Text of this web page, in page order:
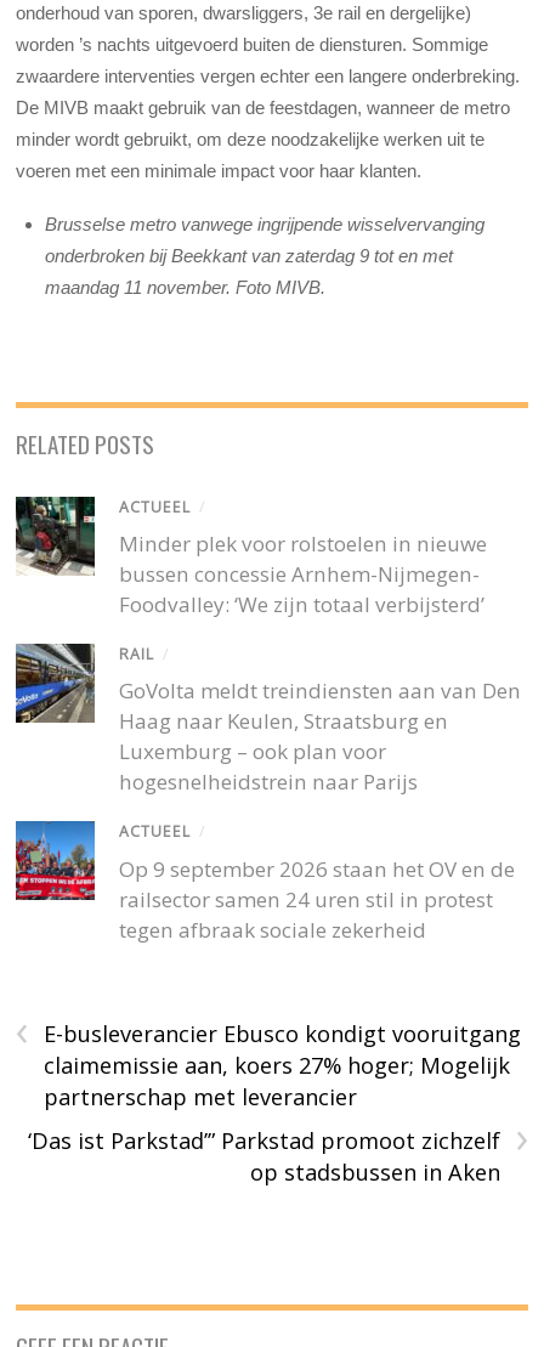
onderhoud van sporen, dwarsliggers, 3e rail en dergelijke)
worden ’s nachts uitgevoerd buiten de diensturen. Sommige
zwaardere interventies vergen echter een langere onderbreking.
De MIVB maakt gebruik van de feestdagen, wanneer de metro
minder wordt gebruikt, om deze noodzakelijke werken uit te
voeren met een minimale impact voor haar klanten.
Brusselse metro vanwege ingrijpende wisselvervanging
onderbroken bij Beekkant van zaterdag 9 tot en met
maandag 11 november. Foto MIVB.
RELATED POSTS
ACTUEEL /
Minder plek voor rolstoelen in nieuwe
bussen concessie Arnhem-Nijmegen-
Foodvalley: ‘We zijn totaal verbijsterd’
RAIL /
GoVolta meldt treindiensten aan van Den
Haag naar Keulen, Straatsburg en
Luxemburg – ook plan voor
hogesnelheidstrein naar Parijs
ACTUEEL /
Op 9 september 2026 staan het OV en de
railsector samen 24 uren stil in protest
tegen afbraak sociale zekerheid
‹
E-busleverancier Ebusco kondigt vooruitgang
claimemissie aan, koers 27% hoger; Mogelijk
partnerschap met leverancier
›
‘Das ist Parkstad’” Parkstad promoot zichzelf
op stadsbussen in Aken